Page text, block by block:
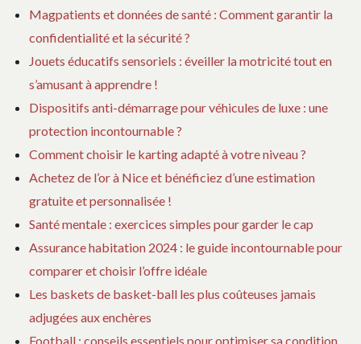
Magpatients et données de santé : Comment garantir la
confidentialité et la sécurité ?
Jouets éducatifs sensoriels : éveiller la motricité tout en
s’amusant à apprendre !
Dispositifs anti-démarrage pour véhicules de luxe : une
protection incontournable ?
Comment choisir le karting adapté à votre niveau ?
Achetez de l’or à Nice et bénéficiez d’une estimation
gratuite et personnalisée !
Santé mentale : exercices simples pour garder le cap
Assurance habitation 2024 : le guide incontournable pour
comparer et choisir l’offre idéale
Les baskets de basket-ball les plus coûteuses jamais
adjugées aux enchères
Football : conseils essentiels pour optimiser sa condition